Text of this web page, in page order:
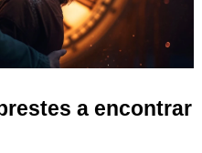
a encontrar